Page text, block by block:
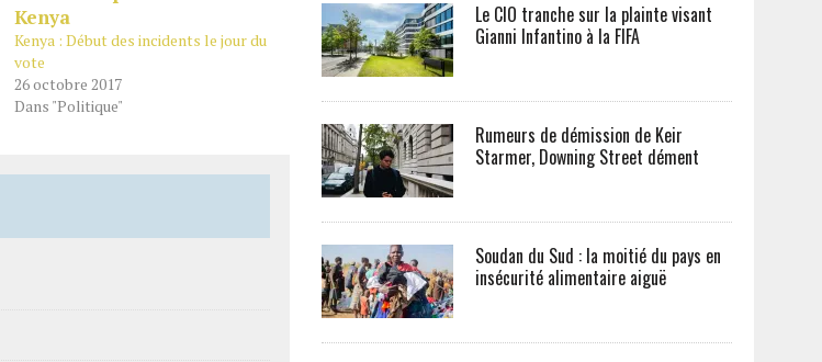
Kenya : Début des incidents le jour du
vote
26 octobre 2017
Dans "Politique"
Le CIO tranche sur la plainte visant
Gianni Infantino à la FIFA
Rumeurs de démission de Keir
Starmer, Downing Street dément
Soudan du Sud : la moitié du pays en
insécurité alimentaire aiguë